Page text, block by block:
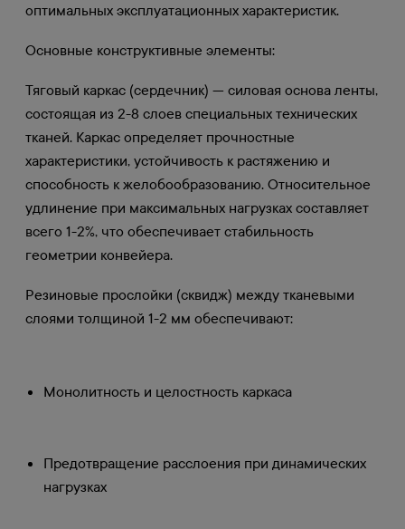
оптимальных эксплуатационных характеристик.
Основные конструктивные элементы:
Тяговый каркас (сердечник) — силовая основа ленты,
состоящая из 2-8 слоев специальных технических
тканей. Каркас определяет прочностные
характеристики, устойчивость к растяжению и
способность к желобообразованию. Относительное
удлинение при максимальных нагрузках составляет
всего 1-2%, что обеспечивает стабильность
геометрии конвейера.
Резиновые прослойки (сквидж) между тканевыми
слоями толщиной 1-2 мм обеспечивают:
Монолитность и целостность каркаса
Предотвращение расслоения при динамических
нагрузках